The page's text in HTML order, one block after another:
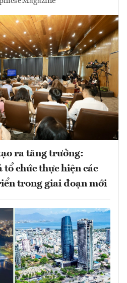
ra tăng trưởng:
tổ chức thực hiện các
trong giai đoạn mới